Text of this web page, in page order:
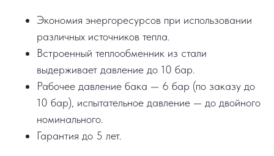
Экономия энергоресурсов при использовании
различных источников тепла.
Встроенный теплообменник из стали
выдерживает давление до 10 бар.
Рабочее давление бака — 6 бар (по заказу до
10 бар), испытательное давление — до двойного
номинального.
Гарантия до 5 лет.